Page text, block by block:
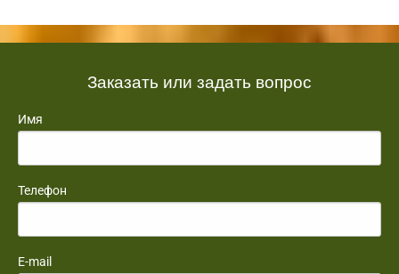
Заказать или задать вопрос
Имя
Телефон
E-mail